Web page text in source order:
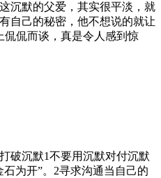
沉默的父爱，其实很平淡，就
自己的秘密，他不想说的就让
侃而谈，真是令人感到惊
破沉默1不要用沉默对付沉默
为开”。2寻求沟通当自己的